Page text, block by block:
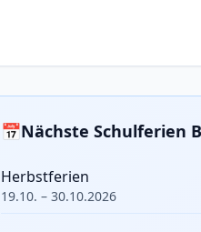
📅Nächste Schulferien
Herbstferien
19.10. – 30.10.2026